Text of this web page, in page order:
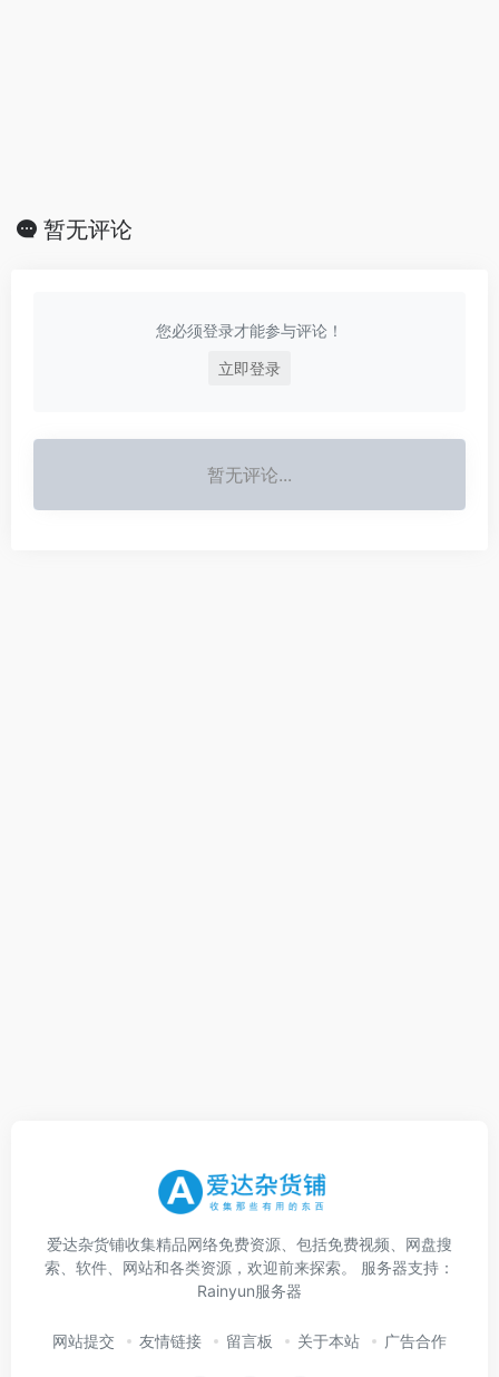
暂无评论
您必须登录才能参与评论！
立即登录
暂无评论...
爱达杂货铺收集精品网络免费资源、包括免费视频、网盘搜
索、软件、网站和各类资源，欢迎前来探索。 服务器支持：
Rainyun服务器
网站提交 友情链接 留言板 关于本站 广告合作